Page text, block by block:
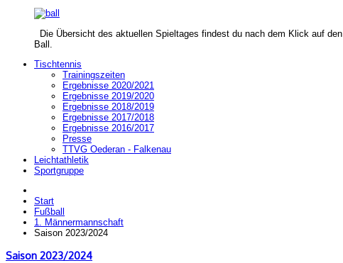
Die Übersicht des aktuellen Spieltages findest du nach dem Klick auf den
Ball.
Tischtennis
Trainingszeiten
Ergebnisse 2020/2021
Ergebnisse 2019/2020
Ergebnisse 2018/2019
Ergebnisse 2017/2018
Ergebnisse 2016/2017
Presse
TTVG Oederan - Falkenau
Leichtathletik
Sportgruppe
Start
Fußball
1. Männermannschaft
Saison 2023/2024
Saison 2023/2024